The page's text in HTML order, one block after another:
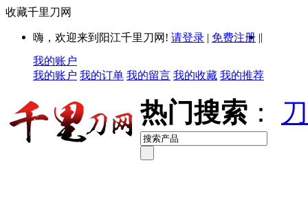
收藏千里刀网
嗨，欢迎来到阳江千里刀网! 请登录 | 免费注册 ||
我的账户
我的账户 我的订单 我的留言 我的收藏 我的推荐
热门搜索 ：